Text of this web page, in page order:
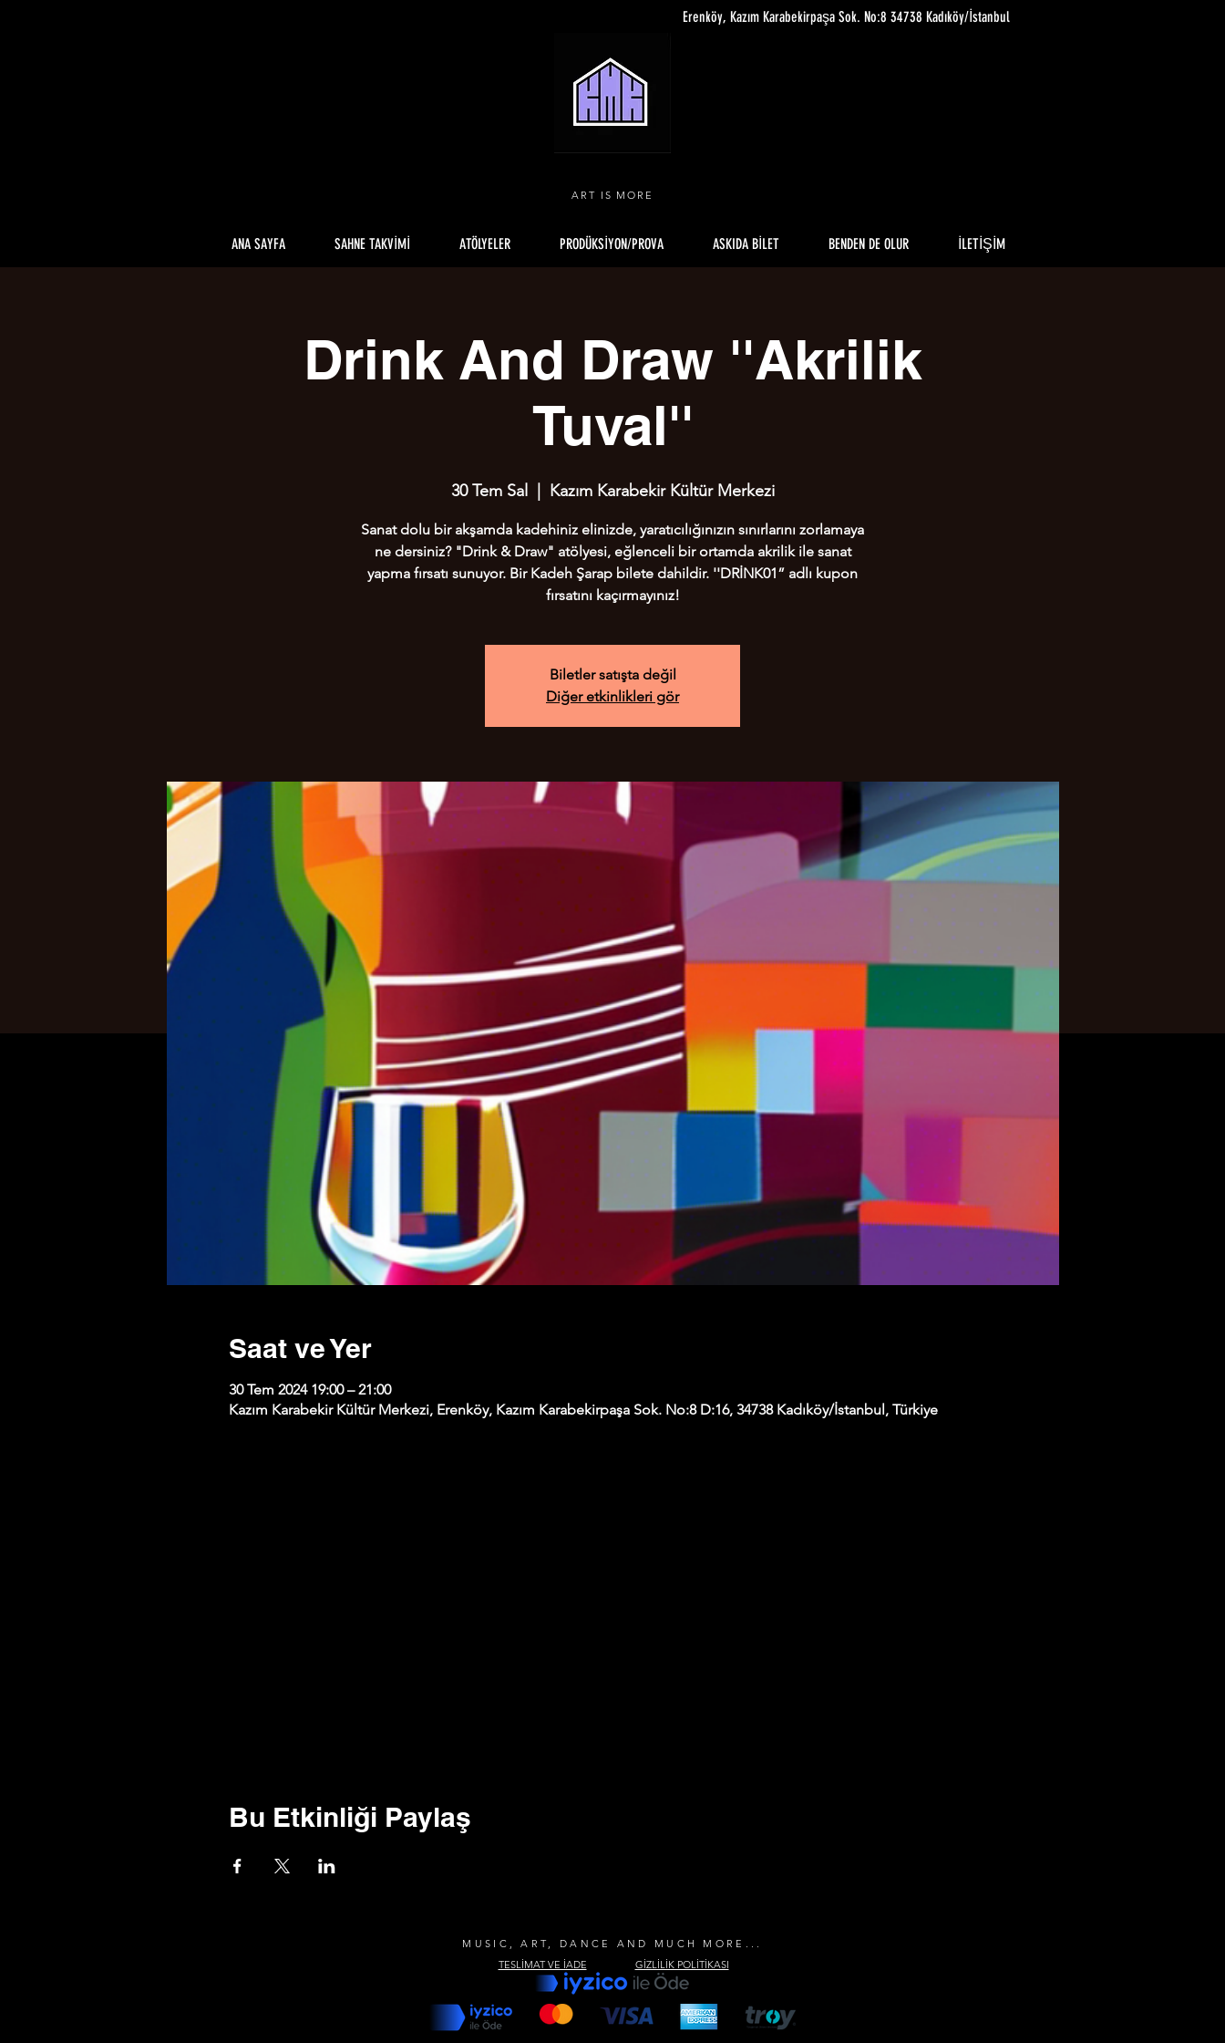
Erenköy, Kazım Karabekirpaşa Sok. No:8 34738 Kadıköy/İstanbul
ART IS MORE
ANA SAYFA SAHNE TAKVİMİ ATÖLYELER PRODÜKSİYON/PROVA ASKIDA BİLET BENDEN DE OLUR İLETİŞİM
Drink And Draw ''Akrilik
Tuval''
30 Tem Sal Kazım Karabekir Kültür Merkezi
Sanat dolu bir akşamda kadehiniz elinizde, yaratıcılığınızın sınırlarını zorlamaya
ne dersiniz? "Drink & Draw" atölyesi, eğlenceli bir ortamda akrilik ile sanat
yapma fırsatı sunuyor. Bir Kadeh Şarap bilete dahildir. ''DRİNK01” adlı kupon
fırsatını kaçırmayınız!
Biletler satışta değil
Diğer etkinlikleri gör
Saat ve Yer
30 Tem 2024 19:00 – 21:00
Kazım Karabekir Kültür Merkezi, Erenköy, Kazım Karabekirpaşa Sok. No:8 D:16, 34738 Kadıköy/İstanbul, Türkiye
Bu Etkinliği Paylaş
MUSIC, ART, DANCE AND MUCH MORE...
GİZLİLİK POLİTİKASI
TESLİMAT VE İADE